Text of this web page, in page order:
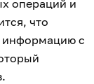
операций и
что
информацию с